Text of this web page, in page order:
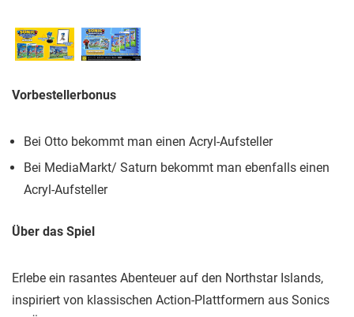
Vorbestellerbonus
Bei Otto bekommt man einen Acryl-Aufsteller
Bei MediaMarkt/ Saturn bekommt man ebenfalls einen
Acryl-Aufsteller
Über das Spiel
Erlebe ein rasantes Abenteuer auf den Northstar Islands,
inspiriert von klassischen Action-Plattformern aus Sonics